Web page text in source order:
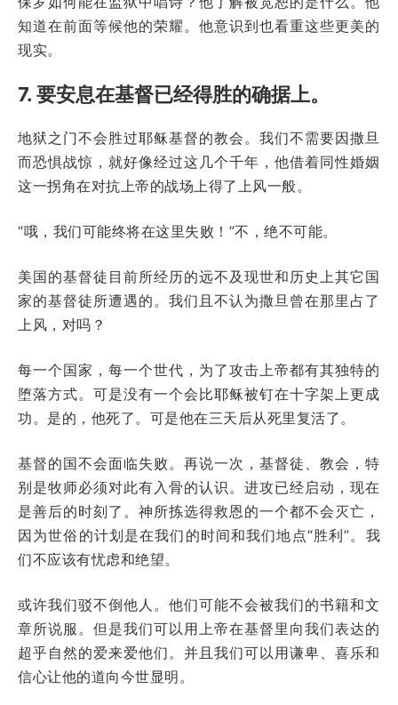
知道在前面等候他的荣耀。他意识到也看重这些更美的
现实。
7. 要安息在基督已经得胜的确据上。
地狱之门不会胜过耶稣基督的教会。我们不需要因撒旦
而恐惧战惊，就好像经过这几个千年，他借着同性婚姻
这一拐角在对抗上帝的战场上得了上风一般。
“哦，我们可能终将在这里失败！”不，绝不可能。
美国的基督徒目前所经历的远不及现世和历史上其它国
家的基督徒所遭遇的。我们且不认为撒旦曾在那里占了
上风，对吗？
每一个国家，每一个世代，为了攻击上帝都有其独特的
堕落方式。可是没有一个会比耶稣被钉在十字架上更成
功。是的，他死了。可是他在三天后从死里复活了。
基督的国不会面临失败。再说一次，基督徒、教会，特
别是牧师必须对此有入骨的认识。进攻已经启动，现在
是善后的时刻了。神所拣选得救恩的一个都不会灭亡，
因为世俗的计划是在我们的时间和我们地点“胜利”。我
们不应该有忧虑和绝望。
或许我们驳不倒他人。他们可能不会被我们的书籍和文
章所说服。但是我们可以用上帝在基督里向我们表达的
超乎自然的爱来爱他们。并且我们可以用谦卑、喜乐和
信心让他的道向今世显明。